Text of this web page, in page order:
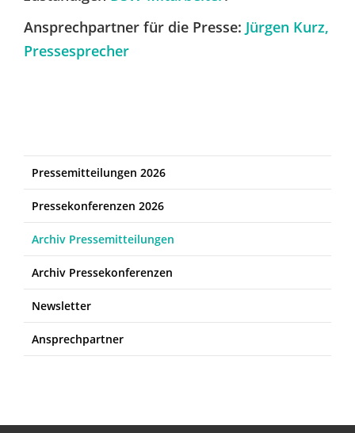
Ansprechpartner für die Presse: Jürgen Kurz,
Pressesprecher
Pressemitteilungen 2026
Pressekonferenzen 2026
Archiv Pressemitteilungen
Archiv Pressekonferenzen
Newsletter
Ansprechpartner